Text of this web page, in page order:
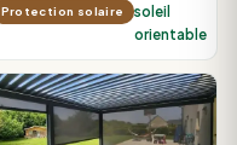
Protection solaire
soleil
orientable